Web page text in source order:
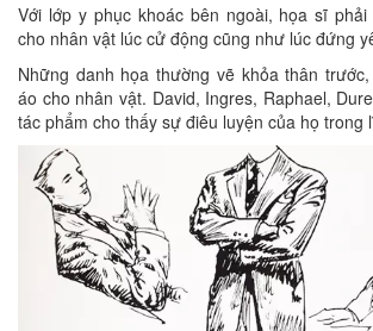
Với lớp y phục khoác bên ngoài, họa sĩ
cho nhân vật lúc cử động cũng như lúc đứng
Những danh họa thường vẽ khỏa thân
áo cho nhân vật. David, Ingres, Raphael,
tác phẩm cho thấy sự điêu luyện của họ trong